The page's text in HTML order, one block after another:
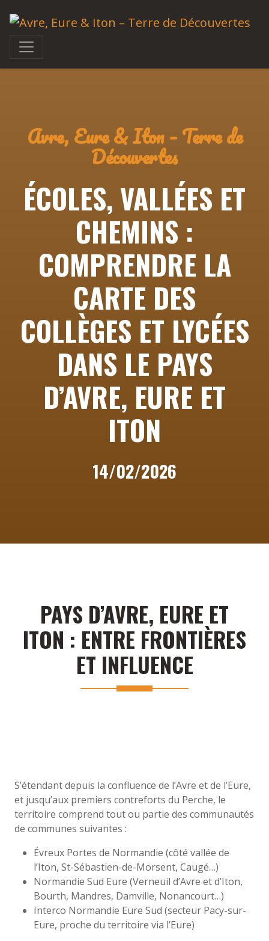
Avre, Eure & Iton – Terre de
Découvertes
ÉCOLES, VALLÉES ET
CHEMINS :
COMPRENDRE LA
CARTE DES
COLLÈGES ET LYCÉES
DANS LE PAYS
D’AVRE, EURE ET
ITON
14/02/2026
PAYS D’AVRE, EURE ET
ITON : ENTRE FRONTIÈRES
ET INFLUENCE
S’étendant depuis la confluence de l’Avre et de l’Eure,
et jusqu’aux premiers contreforts du Perche, le
territoire comprend tout ou partie des communautés
de communes suivantes :
Évreux Portes de Normandie (côté vallée de
l’Iton, St-Sébastien-de-Morsent, Caugé…)
Normandie Sud Eure (Verneuil d’Avre et d’Iton,
Bourth, Mandres, Damville, Nonancourt…)
Interco Normandie Eure Sud (secteur Pacy-sur-
Eure, proche du territoire via l’Eure)